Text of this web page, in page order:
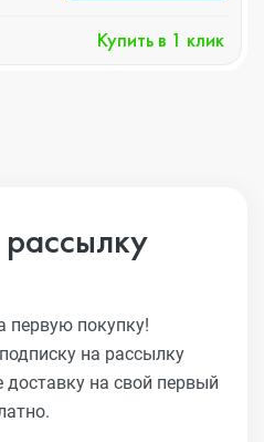
Купить в 1 клик
первую покупку!
на рассылку
доставку на свой первый